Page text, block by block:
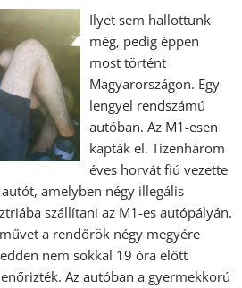
Ilyet sem hallottunk
még, pedig éppen
most történt
Magyarországon. Egy
lengyel rendszámú
autóban. Az M1-esen
kapták el. Tizenhárom
éves horvát fiú vezette
amelyben négy illegális
szállítani az M1-es autópályán.
a rendőrök négy megyére
nem sokkal 19 óra előtt
Az autóban a gyermekkorú